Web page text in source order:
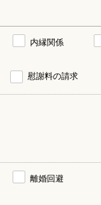
内縁関係
慰謝料の請求
離婚回避